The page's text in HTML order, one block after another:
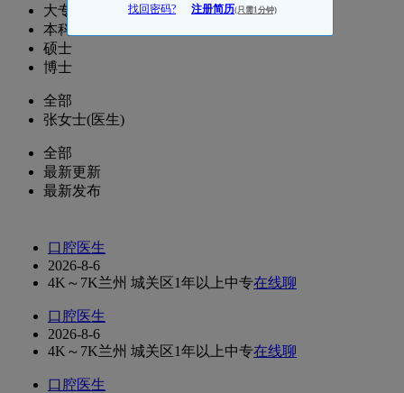
大专
本科
硕士
博士
全部
张女士(医生)
全部
最新更新
最新发布
口腔医生
2026-8-6
4K～7K兰州 城关区1年以上中专在线聊
口腔医生
2026-8-6
4K～7K兰州 城关区1年以上中专在线聊
口腔医生
找回密码? 注册简历(只需1分钟)